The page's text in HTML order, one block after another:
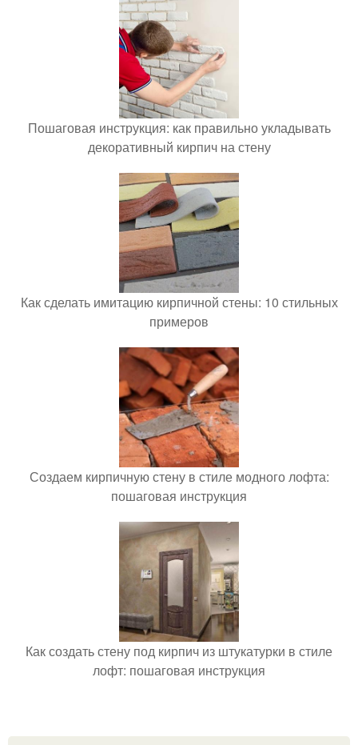
Пошаговая инструкция: как правильно укладывать
декоративный кирпич на стену
Как сделать имитацию кирпичной стены: 10 стильных
примеров
Создаем кирпичную стену в стиле модного лофта:
пошаговая инструкция
Как создать стену под кирпич из штукатурки в стиле
лофт: пошаговая инструкция